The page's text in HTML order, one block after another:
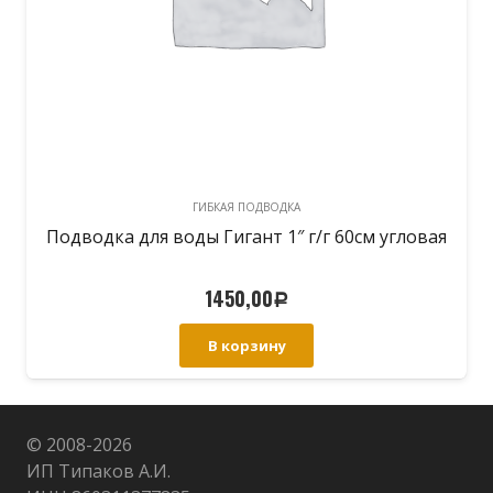
ГИБКАЯ ПОДВОДКА
Подводка для воды Гигант 1″ г/г 60см угловая
1450,00Р
В корзину
© 2008-2026
ИП Типаков А.И.